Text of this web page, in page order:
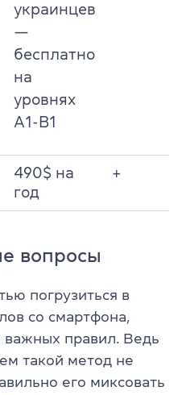
украинцев
—
бесплатно
на
уровнях
A1-B1
490$ на
год
+
вопросы
погрузиться в
со смартфона,
важных правил. Ведь
такой метод не
его миксовать